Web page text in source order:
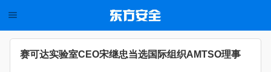
赛可达实验室CEO宋继忠当选国际组织AMTSO理事